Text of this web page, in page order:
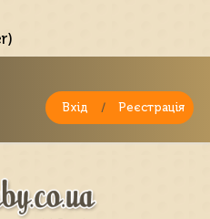
Вхід / Реєстрація